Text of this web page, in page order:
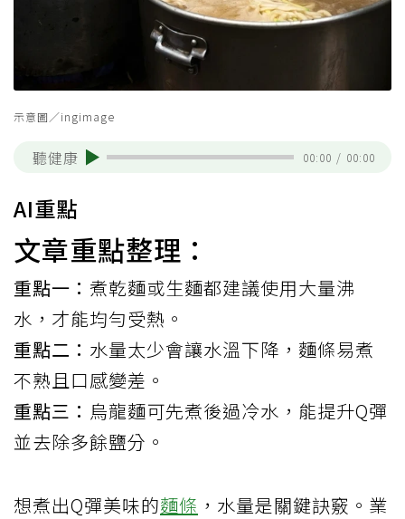
示意圖／ingimage
聽健康 00:00 / 00:00
AI重點
文章重點整理：
重點一： 煮乾麵或生麵都建議使用大量沸
水，才能均勻受熱。
重點二： 水量太少會讓水溫下降，麵條易煮
不熟且口感變差。
重點三： 烏龍麵可先煮後過冷水，能提升Q彈
並去除多餘鹽分。
想煮出Q彈美味的麵條 ，水量是關鍵訣竅。業